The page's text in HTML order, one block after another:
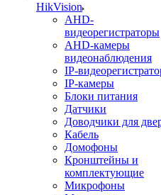
HikVision
AHD-
видеорегистраторы
AHD-камеры
видеонаблюдения
IP-
IP-камеры
Блоки питания
Датчики
Доводчики для
Кабель
Домофоны
Кронштейны и
комплектующие
Микрофоны